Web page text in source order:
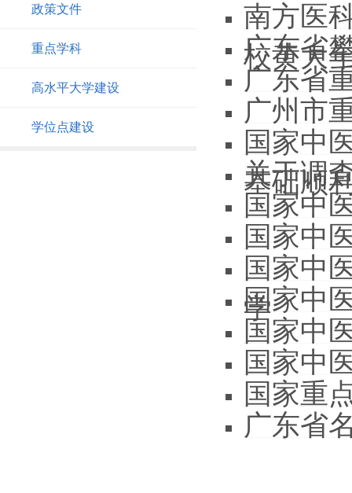
政策文件
重点学科
高水平大学建设
学位点建设
南方医
校黄大
广东省
广东省
广州市
国家中
基础顺
关于调
国家中
国家中
国家中
学
国家中
国家中
国家中
国家重
广东省